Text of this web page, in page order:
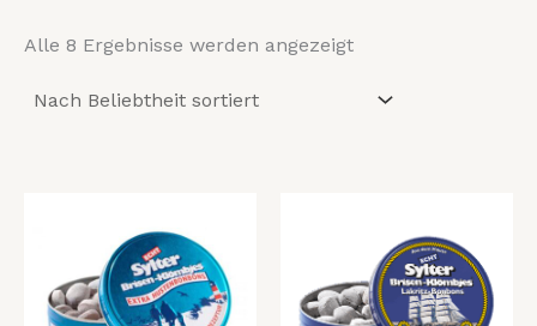
Alle 8 Ergebnisse werden angezeigt